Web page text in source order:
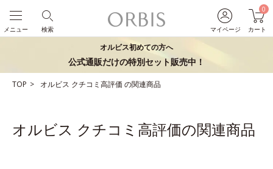
マイページ
0
カート
検索
メニュー
オルビス初めての方へ
公式通販だけの特別セット販売中！
TOP オルビス クチコミ高評価 の関連商品
オルビス クチコミ高評価の関連商品